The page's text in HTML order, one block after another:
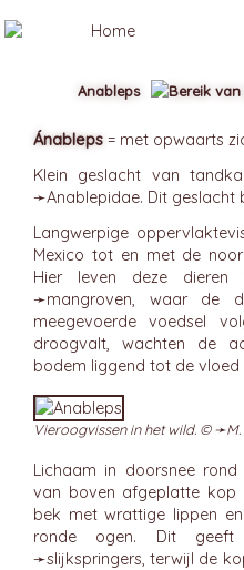
Ánableps = met opwaarts
Klein geslacht van
➛Anablepidae. Dit geslacht
Langwerpige
Mexico tot en met de
Hier leven deze dieren
➛mangroven, waar de
meegevoerde voedsel
droogvalt, wachten de
bodem liggend tot de vloed
Vieroogvissen in het wild. © ➛
Lichaam in doorsnee
van boven afgeplatte kop
bek met wrattige lippen
ronde ogen. Dit
➛slijkspringers, terwijl de
Anableps